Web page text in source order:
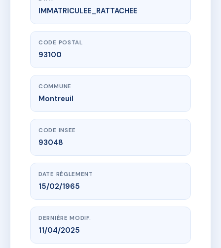
www.vme.plus/AD7604549
LA CERISAIE
56 bd paul vaillant couturier
IMMATRICULEE_RATTACHEE
CODE POSTAL
93100
COMMUNE
Montreuil
CODE INSEE
93048
DATE RÈGLEMENT
15/02/1965
DERNIÈRE MODIF.
11/04/2025